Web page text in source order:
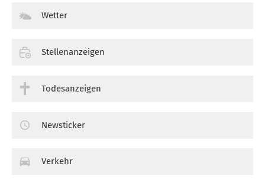
Wetter
Stellenanzeigen
Todesanzeigen
Newsticker
Verkehr